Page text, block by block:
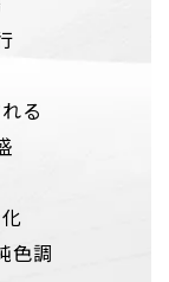
る
色調